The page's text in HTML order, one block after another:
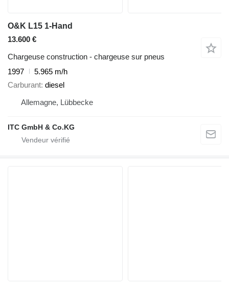
O&K L15 1-Hand
13.600 €
Chargeuse construction - chargeuse sur pneus
1997
5.965 m/h
Carburant diesel
Allemagne, Lübbecke
ITC GmbH & Co.KG